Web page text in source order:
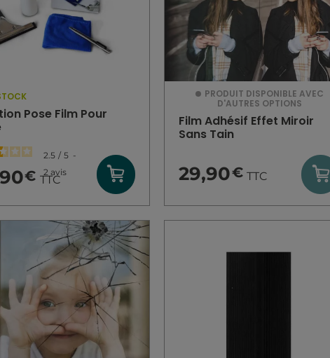
Pose Film Pour
2.5 / 5 -
2 avis
€ TTC
PRODUIT DISPONIBLE AVEC
D'AUTRES OPTIONS
Film Adhésif Effet Miroir
Sans Tain
29,90€ TTC